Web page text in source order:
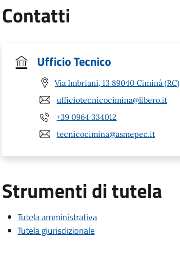
Contatti
Ufficio Tecnico
Via Imbriani, 13 89040 Ciminà (RC)
ufficiotecnicocimina@libero.it
+39 0964 334012
tecnicocimina@asmepec.it
Strumenti di tutela
Tutela amministrativa
Tutela giurisdizionale